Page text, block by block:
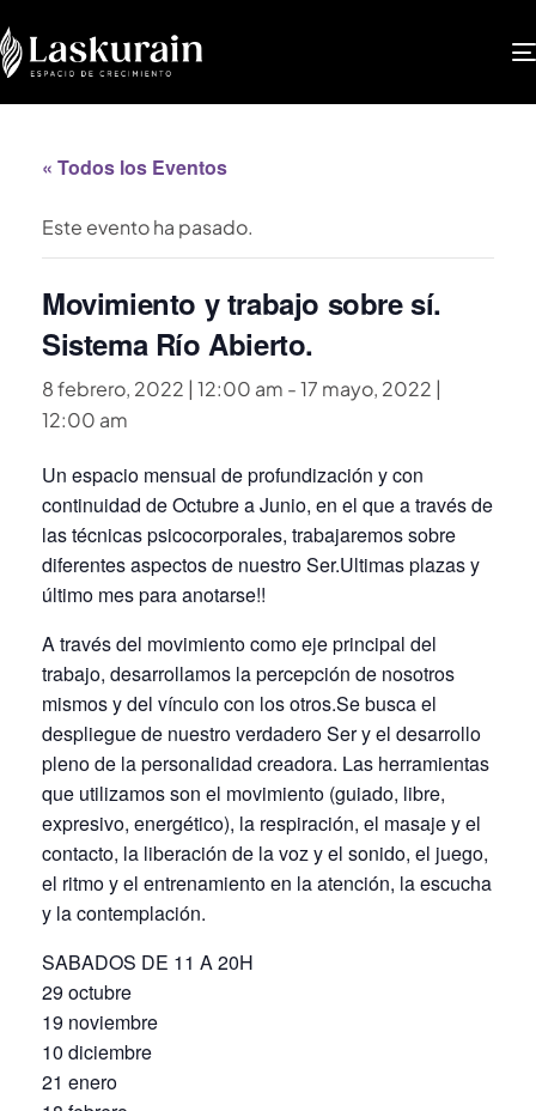
« Todos los Eventos
Este evento ha pasado.
Movimiento y trabajo sobre sí.
Sistema Río Abierto.
8 febrero, 2022 | 12:00 am -17 mayo, 2022 |
12:00 am
Un espacio mensual de profundización y con
continuidad de Octubre a Junio, en el que a través de
las técnicas psicocorporales, trabajaremos sobre
diferentes aspectos de nuestro Ser.Ultimas plazas y
último mes para anotarse!!
A través del movimiento como eje principal del
trabajo, desarrollamos la percepción de nosotros
mismos y del vínculo con los otros.Se busca el
despliegue de nuestro verdadero Ser y el desarrollo
pleno de la personalidad creadora. Las herramientas
que utilizamos son el movimiento (guiado, libre,
expresivo, energético), la respiración, el masaje y el
contacto, la liberación de la voz y el sonido, el juego,
el ritmo y el entrenamiento en la atención, la escucha
y la contemplación.
SABADOS DE 11 A 20H
29 octubre
19 noviembre
10 diciembre
21 enero